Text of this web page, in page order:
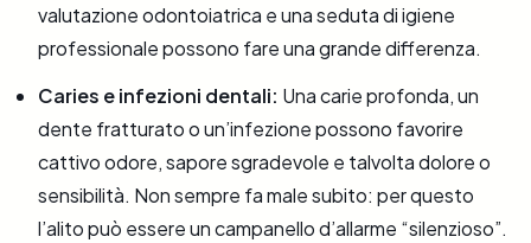
valutazione odontoiatrica e una seduta di igiene
professionale possono fare una grande differenza.
Caries e infezioni dentali: Una carie profonda, un
dente fratturato o un’infezione possono favorire
cattivo odore, sapore sgradevole e talvolta dolore o
sensibilità. Non sempre fa male subito: per questo
l’alito può essere un campanello d’allarme “silenzioso”.